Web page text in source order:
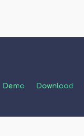
Demo Download